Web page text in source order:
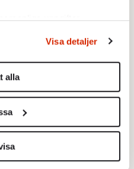
uppgifter
ditt samtycke när som
för att anpassa innehållet
vår trafik. Vi
och annan
sociala medier och
vi samarbetar med.
Visa detaljer
alla
Rationaliseringskonsult
INRIKES
Regeringens budget. Nästa
vecka står finansminister
anders Borg inför sin största
utmaning hittills.
Lista alla våra nummer